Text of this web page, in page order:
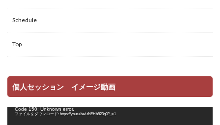
Schedule
Top
個人セッション イメージ動画
動 Code 150: Unknown error.
ファイルをダウンロード: https://youtu.be/ufbEHh823g0?_=1